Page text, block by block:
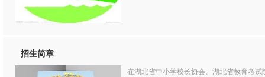
招生简章
在湖北省中小学校长协会、湖北省教育考